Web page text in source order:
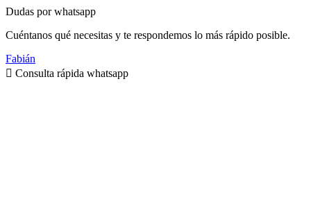
Dudas por whatsapp
Cuéntanos qué necesitas y te respondemos lo más rápido posible.
Fabián
Consulta rápida whatsapp